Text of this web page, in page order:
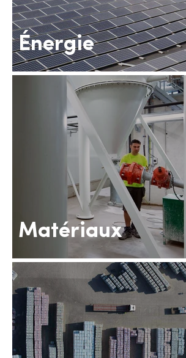
Énergie
Matériaux